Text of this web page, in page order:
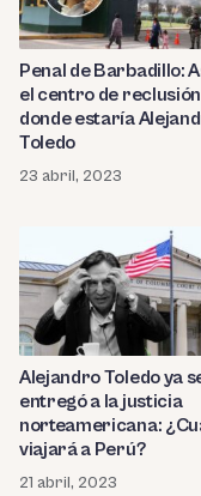
Penal de Barbadillo:
el centro de reclusión
donde estaría
Toledo
23 abril, 2023
Alejandro Toledo ya
entregó a la justicia
norteamericana:
viajará a Perú?
21 abril, 2023